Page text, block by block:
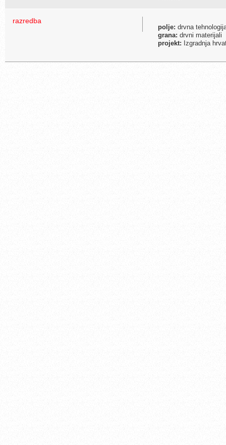
razredba
polje: drvna
grana: drvni materijali
projekt: Izgradnja